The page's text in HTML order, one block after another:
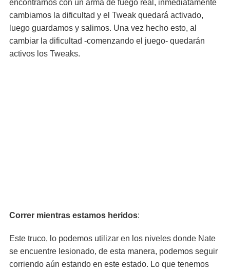
encontrarnos con un arma de fuego real, inmediatamente
cambiamos la dificultad y el Tweak quedará activado,
luego guardamos y salimos. Una vez hecho esto, al
cambiar la dificultad -comenzando el juego- quedarán
activos los Tweaks.
Correr mientras estamos heridos:
Este truco, lo podemos utilizar en los niveles donde Nate
se encuentre lesionado, de esta manera, podemos seguir
corriendo aún estando en este estado. Lo que tenemos